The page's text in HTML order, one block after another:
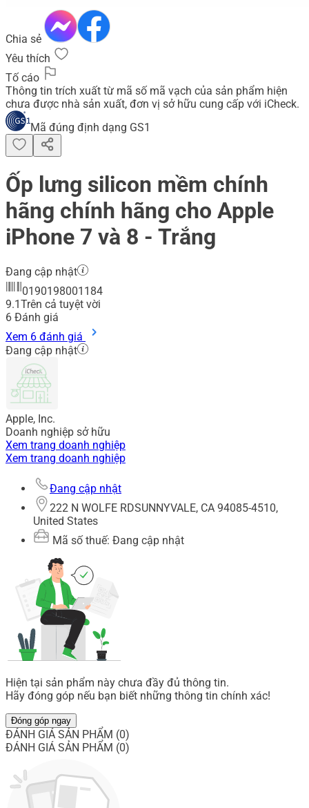
Chia sẻ
Yêu thích
Tố cáo
Thông tin trích xuất từ mã số mã vạch của sản phẩm hiện
chưa được nhà sản xuất, đơn vị sở hữu cung cấp với iCheck.
Mã đúng định dạng GS1
Ốp lưng silicon mềm chính
hãng chính hãng cho Apple
iPhone 7 và 8 - Trắng
Đang cập nhật
0190198001184
9.1 Trên cả tuyệt vời
6 Đánh giá
Xem 6 đánh giá
Đang cập nhật
Apple, Inc.
Doanh nghiệp sở hữu
Xem trang doanh nghiệp
Xem trang doanh nghiệp
Đang cập nhật
222 N WOLFE RDSUNNYVALE, CA 94085-4510,
United States
Mã số thuế: Đang cập nhật
Hiện tại sản phẩm này chưa đầy đủ thông tin.
Hãy đóng góp nếu bạn biết những thông tin chính xác!
Đóng góp ngay
ĐÁNH GIÁ SẢN PHẨM (0)
ĐÁNH GIÁ SẢN PHẨM (0)